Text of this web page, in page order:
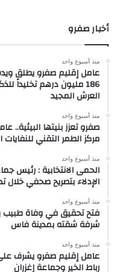
أخبار صفرو
منذ أسبوع واحد
عامل إقليم صفرو يطلق
186 مليون درهم تخليداً
العرش المجيد
منذ أسبوع واحد
صفرو تعزز بنيتها البيئية..
مركز الطمر التقني للنفايات
منذ أسبوع واحد
الحمى الانتخابية : رئيس
الإدلاء بتصريح صحفي
منذ أسبوع واحد
فتح تحقيق في وفاة
شرفة شقته بمدينة فاس
منذ أسبوع واحد
عامل إقليم صفرو يشرف
رباط الخير وجماعة إغزران